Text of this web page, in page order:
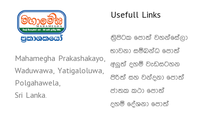
Mahamegha Prakashakayo,
Waduwawa, Yatigaloluwa,
Polgahawela,
Sri Lanka.
Usefull Links
ත්‍රිපිටක පොත් වහන්සේලා
භාවනා සම්බන්ධ පොත්
අලුත් දහම් වැඩසටහන
පිරිත් සහ වන්දනා පොත්
ජාතක කථා පොත්
දහම් දේශනා පොත්